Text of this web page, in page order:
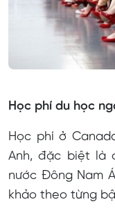
Học phí du học
Học phí ở
Anh, đặc biệt là
nước Đông Nam
khảo theo từng